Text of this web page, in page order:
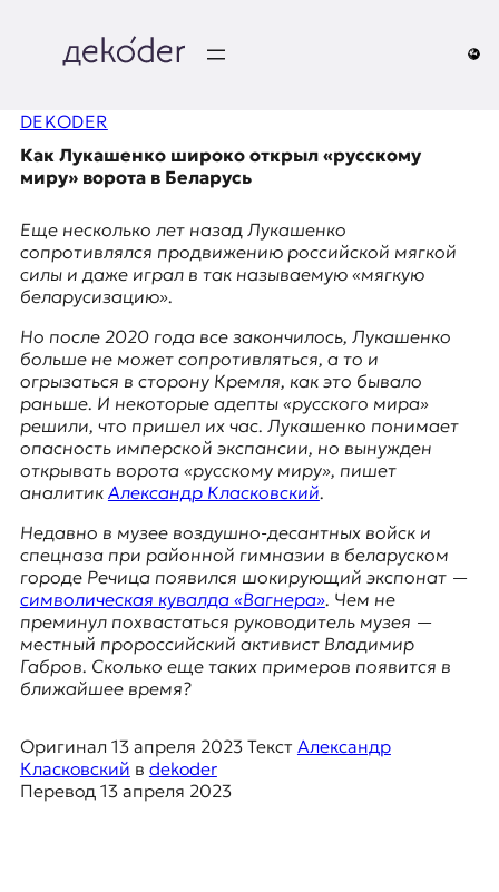
содержимому
e
k
o
d
e
r
|
D
E
K
O
D
E
Е
в
DEKODER
Как Лукашенко широко открыл «русскому
миру» ворота в Беларусь
Еще несколько лет назад Лукашенко
сопротивлялся продвижению российской мягкой
силы и даже играл в так называемую «мягкую
беларусизацию».
Но после 2020 года все закончилось, Лукашенко
больше не может сопротивляться, а то и
огрызаться в сторону Кремля, как это бывало
раньше. И некоторые адепты «русского мира»
решили, что пришел их час. Лукашенко понимает
опасность имперской экспансии, но вынужден
открывать ворота «русскому миру», пишет
аналитик Александр Класковский.
Недавно в музее воздушно-десантных войск и
спецназа при районной гимназии в беларуском
городе Речица появился шокирующий экспонат —
символическая кувалда «Вагнера». Чем не
преминул похвастаться руководитель музея —
местный пророссийский активист Владимир
Габров. Сколько еще таких примеров появится в
ближайшее время?
Оригинал 13 апреля 2023Текст Александр
Класковский в dekoder
Перевод 13 апреля 2023